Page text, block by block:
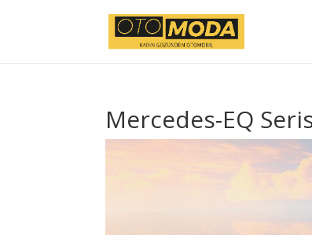
Mercedes-EQ